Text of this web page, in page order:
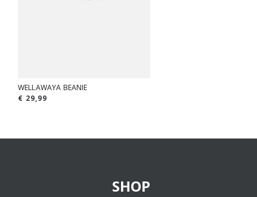
WELLAWAYA BEANIE
€ 29,99
SHOP